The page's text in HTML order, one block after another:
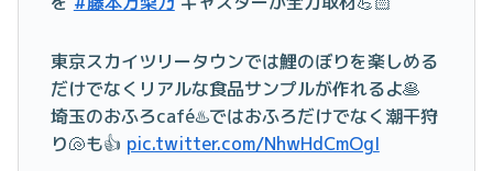
東京スカイツリータウンでは鯉のぼりを楽しめる
だけでなくリアルな食品サンプルが作れるよ🥞
埼玉のおふろcafé♨️ではおふろだけでなく潮干狩
り🐚も👍 pic.twitter.com/NhwHdCmOgI